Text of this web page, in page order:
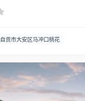
自贡市大安区马冲口桃花